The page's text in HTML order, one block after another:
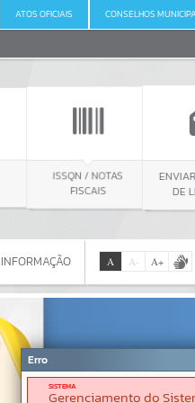
ATOS OFICIAIS CONSELHOS
ENVIAR PROPOSTA
DE LICITAÇÃO
Por
A A- A+
Erro
SISTEMA
Gerenciamento do